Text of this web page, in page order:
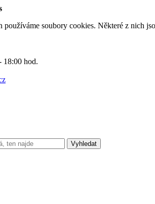
používáme soubory cookies. Některé z nich
18:00 hod.
Vyhledat